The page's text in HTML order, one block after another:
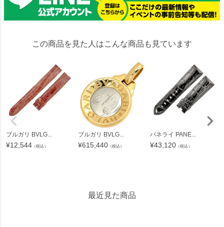
この商品を見た人はこんな商品も見ています
ブルガリ BVLG...
¥12,544 （税込）
ブルガリ BVLG...
¥615,440 （税込）
パネライ PANE...
¥43,120 （税込）
最近見た商品